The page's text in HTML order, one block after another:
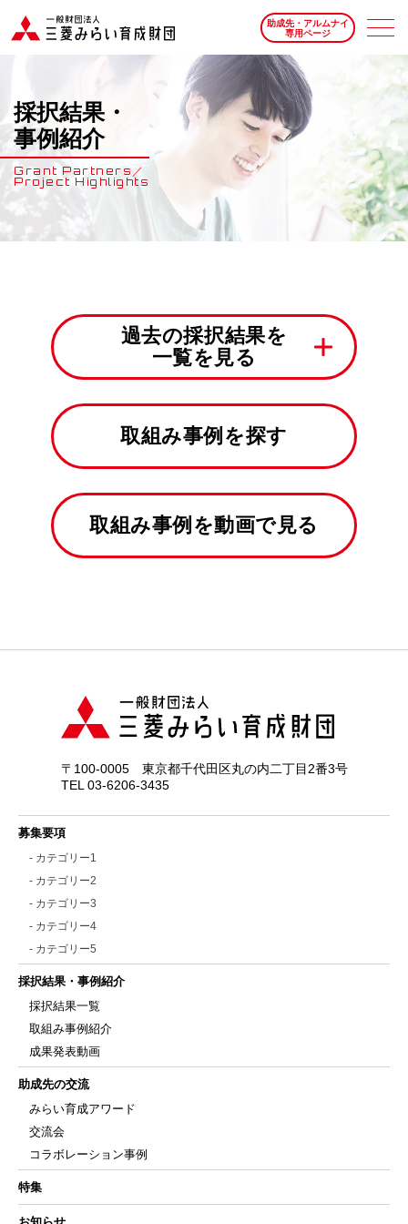
助成先・アルムナイ
専用ページ
採択結果・
事例紹介
Grant Partners／
Project Highlights
過去の採択結果を
一覧を見る
取組み事例を探す
取組み事例を動画で見る
〒100-0005 東京都千代田区丸の内二丁目2番3号
TEL 03-6206-3435
募集要項
- カテゴリー1
- カテゴリー2
- カテゴリー3
- カテゴリー4
- カテゴリー5
採択結果・事例紹介
採択結果一覧
取組み事例紹介
成果発表動画
助成先の交流
みらい育成アワード
交流会
コラボレーション事例
特集